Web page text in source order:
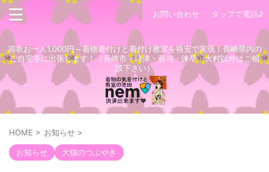
お問い合わせ タップで電話♪
浴衣お一人1,000円～着物着付けと着付け教室を格安で実現！長崎県内の
ご自宅等に出張します！（長崎市・時津・長与・諫早・大村以外はご相
談下さい）
HOME > お知らせ >
お知らせ 大猫のつぶやき